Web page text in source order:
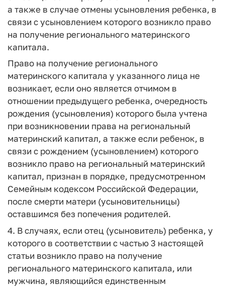
а также в случае отмены усыновления ребенка, в
связи с усыновлением которого возникло право
на получение регионального материнского
капитала.
Право на получение регионального
материнского капитала у указанного лица не
возникает, если оно является отчимом в
отношении предыдущего ребенка, очередность
рождения (усыновления) которого была учтена
при возникновении права на региональный
материнский капитал, а также если ребенок, в
связи с рождением (усыновлением) которого
возникло право на региональный материнский
капитал, признан в порядке, предусмотренном
Семейным кодексом Российской Федерации,
после смерти матери (усыновительницы)
оставшимся без попечения родителей.
4. В случаях, если отец (усыновитель) ребенка, у
которого в соответствии с частью 3 настоящей
статьи возникло право на получение
регионального материнского капитала, или
мужчина, являющийся единственным